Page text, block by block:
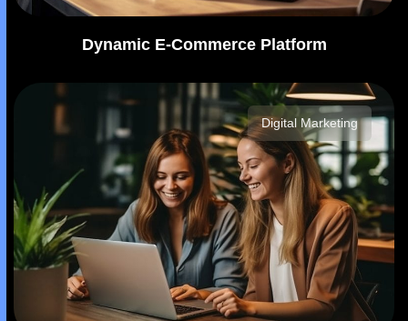
Dynamic E-Commerce Platform
Digital Marketing